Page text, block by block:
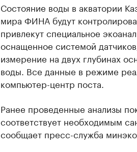
Состояние воды в акватории
мира ФИНА будут
привлекут специальное
оснащенное системой
измерение на двух глубинах
воды. Все данные в режиме
компьютер-центр поста.
Ранее проведенные анализы
соответствует необходимым
сообщает пресс-служба